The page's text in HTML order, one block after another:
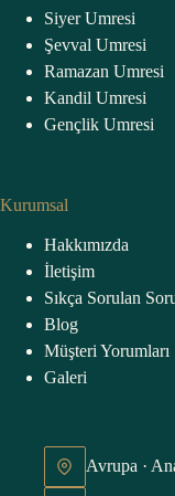
Siyer Umresi
Şevval Umresi
Ramazan Umresi
Kandil Umresi
Gençlik Umresi
Kurumsal
Hakkımızda
İletişim
Sıkça Sorulan
Blog
Müşteri Yorumları
Galeri
Avrupa ·